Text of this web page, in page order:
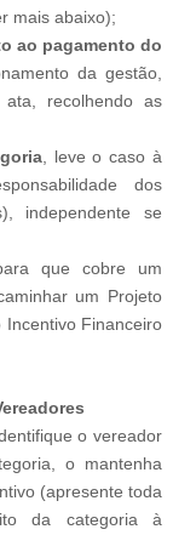
mais abaixo);
ao pagamento do
da gestão,
recolhendo as
, leve o caso à
dos
independente se
que cobre um
um Projeto
Financeiro
o vereador
o mantenha
(apresente toda
da categoria à